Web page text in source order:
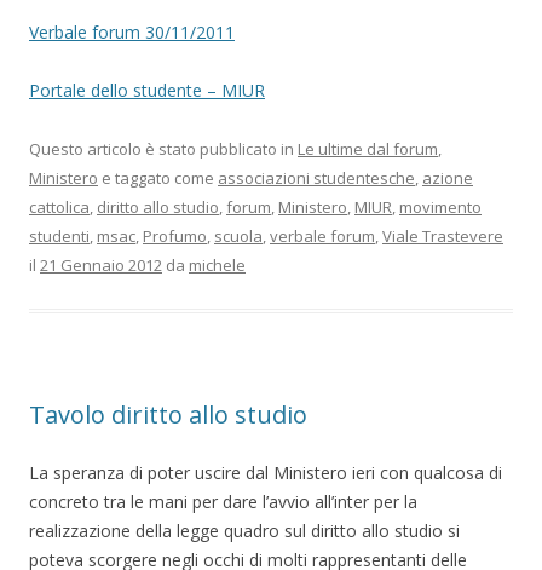
Verbale forum 30/11/2011
Portale dello studente – MIUR
Questo articolo è stato pubblicato in Le ultime dal forum,
Ministero e taggato come associazioni studentesche, azione
cattolica, diritto allo studio,forum, Ministero, MIUR, movimento
studenti, msac, Profumo, scuola,verbale forum,Viale Trastevere
il 21 Gennaio 2012 da michele
Tavolo diritto allo studio
La speranza di poter uscire dal Ministero ieri con qualcosa di
concreto tra le mani per dare l’avvio all’inter per la
realizzazione della legge quadro sul diritto allo studio si
poteva scorgere negli occhi di molti rappresentanti delle